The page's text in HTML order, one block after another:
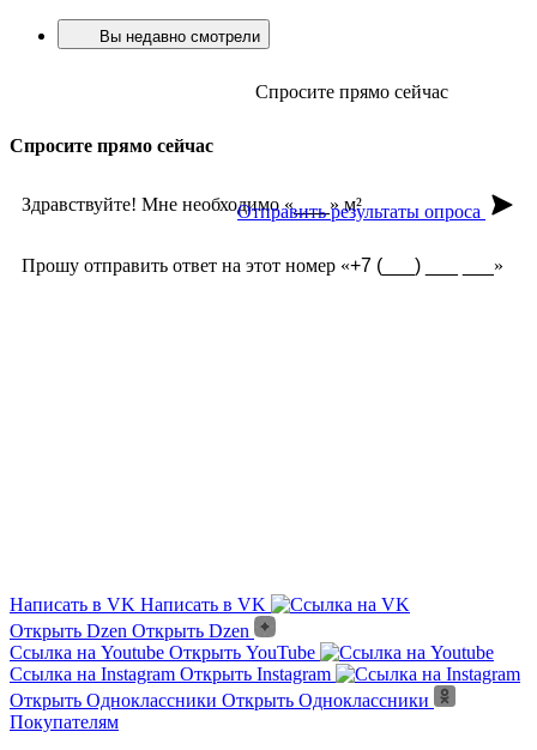
Вы недавно смотрели
Спросите прямо сейчас
Спросите прямо сейчас
Здравствуйте! Мне необходимо « » м²
Прошу отправить ответ на этот номер « »
Отправить результаты опроса
Написать в VK Написать в VK
Открыть Dzen Открыть Dzen
Ссылка на Youtube Открыть YouTube
Ссылка на Instagram Открыть Instagram
Открыть Одноклассники Открыть Одноклассники
Покупателям